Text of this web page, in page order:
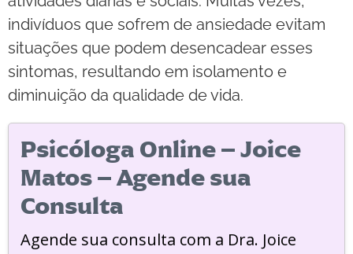
indivíduos que sofrem de ansiedade evitam
situações que podem desencadear esses
sintomas, resultando em isolamento e
diminuição da qualidade de vida.
Psicóloga Online – Joice
Matos – Agende sua
Consulta
Agende sua consulta com a Dra. Joice